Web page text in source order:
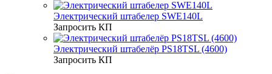
Электрический штабелер SWE140L
Запросить КП
Электрический штабелёр PS18TSL (4600)
Запросить КП